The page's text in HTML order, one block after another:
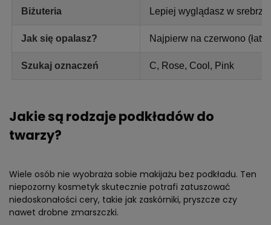
Biżuteria Lepiej wyglądasz w srebrze
Jak się opalasz? Najpierw na czerwono
Szukaj oznaczeń C, Rose, Cool, Pink
Jakie są rodzaje podkładów do
twarzy?
Wiele osób nie wyobraża sobie makijażu bez podkładu. Ten
niepozorny kosmetyk skutecznie potrafi zatuszować
niedoskonałości cery, takie jak zaskórniki, pryszcze czy
nawet drobne zmarszczki.